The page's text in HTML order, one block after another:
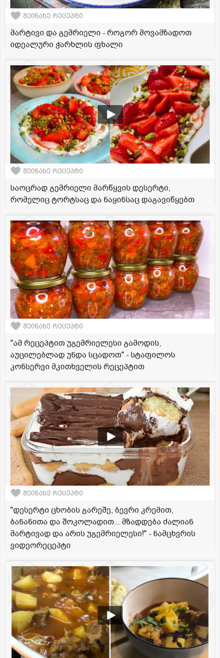
შეინახე რეცეპტი
მარტივი და გემრიელი - როგორ მოვამზადოთ
იდეალური ჭარხლის ფხალი
შეინახე რეცეპტი
საოცრად გემრიელი მარწყვის დესერტი,
რომელიც ტორტსაც და ნაყინსაც დაგავიწყებთ
შეინახე რეცეპტი
"ამ რეცეპტით უგემრიელესი გამოდის,
აუცილებლად უნდა სცადოთ" - სტაფილოს
კონსერვი მკითხველის რეცეპტით
შეინახე რეცეპტი
"დესერტი ცხობის გარეშე, ბევრი კრემით,
ბანანითა და შოკოლადით... მზადდება ძალიან
მარტივად და არის უგემრიელესი!" - ნამცხვრის
ვიდეორეცეპტი